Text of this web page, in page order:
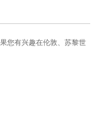
您有兴趣在伦敦、苏黎世